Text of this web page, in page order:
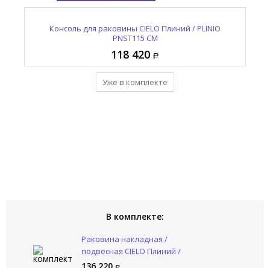
Консоль для раковины CIELO Плиний / PLINIO
PNST115 CM
118 420
Уже в комплекте
Раковина накладная / подвесная CIELO Плиний /
PLINIO PNLA115 CN
136 220
Уже в комплекте
В комплекте:
Раковина накладная /
подвесная CIELO Плиний /
PLINIO PNLA115 CN